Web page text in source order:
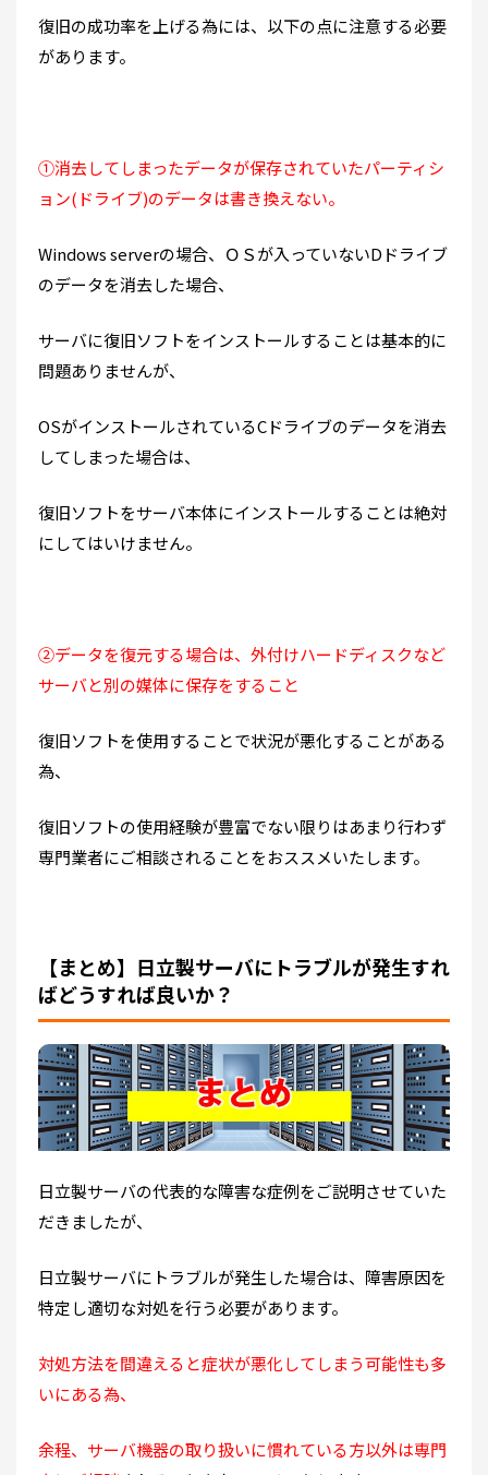
復旧の成功率を上げる為には、以下の点に注意する必要
があります。
①消去してしまったデータが保存されていたパーティシ
ョン(ドライブ)のデータは書き換えない。
Windows serverの場合、ＯＳが入っていないDドライブ
のデータを消去した場合、
サーバに復旧ソフトをインストールすることは基本的に
問題ありませんが、
OSがインストールされているCドライブのデータを消去
してしまった場合は、
復旧ソフトをサーバ本体にインストールすることは絶対
にしてはいけません。
②データを復元する場合は、外付けハードディスクなど
サーバと別の媒体に保存をすること
復旧ソフトを使用することで状況が悪化することがある
為、
復旧ソフトの使用経験が豊富でない限りはあまり行わず
専門業者にご相談されることをおススメいたします。
【まとめ】日立製サーバにトラブルが発生すれ
ばどうすれば良いか？
日立製サーバの代表的な障害な症例をご説明させていた
だきましたが、
日立製サーバにトラブルが発生した場合は、障害原因を
特定し適切な対処を行う必要があります。
対処方法を間違えると症状が悪化してしまう可能性も多
いにある為、
余程、サーバ機器の取り扱いに慣れている方以外は専門